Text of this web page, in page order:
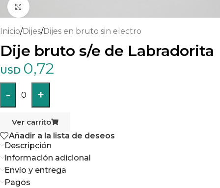
Haga clic para ampliar
Inicio/Dijes/Dijes en bruto sin electro
Dije bruto s/e de Labradorita
USD 0,72
- 0 +
Ver carrito
Añadir a la lista de deseos
Descripción
Información adicional
Envío y entrega
Pagos